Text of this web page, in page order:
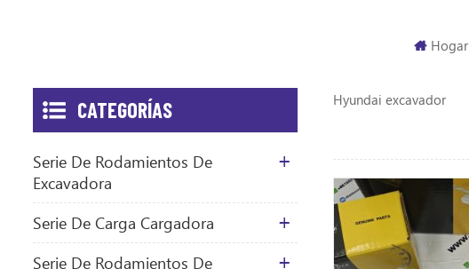
Hogar
Hyundai excavador
CATEGORÍAS
Serie De Rodamientos De
Excavadora
Serie De Carga Cargadora
Serie De Rodamientos De